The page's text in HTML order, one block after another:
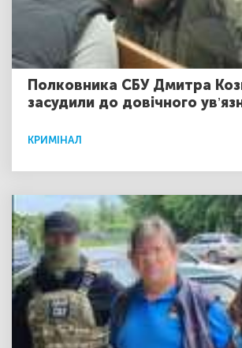
Полковника СБУ Дмитра
засудили до довічного
КРИМІНАЛ